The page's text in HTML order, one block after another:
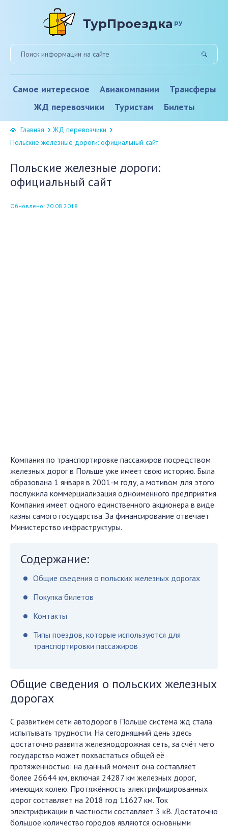
ТурПроездка ру
Самое интересное Авиакомпании
Трансферы
ЖД перевозчики
Туристам Билеты
Главная
ЖД перевозчики
Польские железные дороги: официальный сайт
Польские железные дороги:
официальный сайт
Обновлено: 20.08.2018
Компания по транспортировке пассажиров посредством
железных дорог в Польше уже имеет свою историю. Была
образована 1 января в 2001-м году, а мотивом для этого
послужила коммерциализация одноимённого предприятия.
Компания имеет одного единственного акционера в виде
казны самого государства. За финансирование отвечает
Министерство инфраструктуры.
Содержание:
Общие сведения о польских железных дорогах
Покупка билетов
Контакты
Типы поездов, которые используются для
транспортировки пассажиров
Общие сведения о польских железных
дорогах
С развитием сети автодорог в Польше система жд стала
испытывать трудности. На сегодняшний день здесь
достаточно развита железнодорожная сеть, за счёт чего
государство может похвастаться общей её
протяжённостью: на данный момент она составляет
более 26644 км, включая 24287 км железных дорог,
имеющих колею. Протяжённость электрифицированных
дорог составляет на 2018 год 11627 км. Ток
электрификации в частности составляет 3 кВ. Достаточно
большое количество городов являются основными